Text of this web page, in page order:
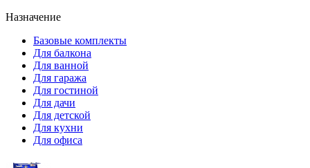
Назначение
Базовые комплекты
Для балкона
Для ванной
Для гаража
Для гостиной
Для дачи
Для детской
Для кухни
Для офиса